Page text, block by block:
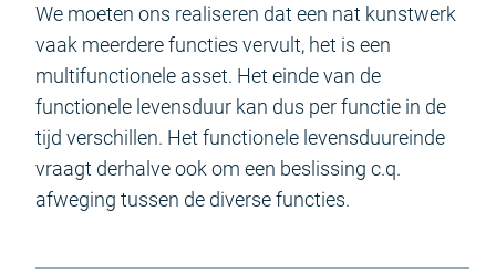
We moeten ons realiseren dat een nat kunstwerk
vaak meerdere functies vervult, het is een
multifunctionele asset. Het einde van de
functionele levensduur kan dus per functie in de
tijd verschillen. Het functionele levensduureinde
vraagt derhalve ook om een beslissing c.q.
afweging tussen de diverse functies.